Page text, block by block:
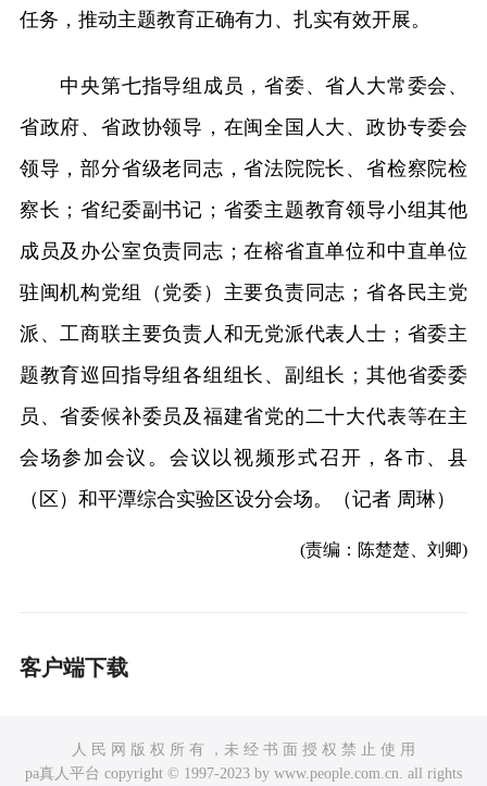
任务，推动主题教育正确有力、扎实有效开展。
中央第七指导组成员，省委、省人大常委会、
省政府、省政协领导，在闽全国人大、政协专委会
领导，部分省级老同志，省法院院长、省检察院检
察长；省纪委副书记；省委主题教育领导小组其他
成员及办公室负责同志；在榕省直单位和中直单位
驻闽机构党组（党委）主要负责同志；省各民主党
派、工商联主要负责人和无党派代表人士；省委主
题教育巡回指导组各组组长、副组长；其他省委委
员、省委候补委员及福建省党的二十大代表等在主
会场参加会议。会议以视频形式召开，各市、县
（区）和平潭综合实验区设分会场。（记者 周琳）
(责编：陈楚楚、刘卿)
客户端下载
人 民 网 版 权 所 有 ，未 经 书 面 授 权 禁 止 使 用
pa真人平台 copyright © 1997-2023 by www.people.com.cn. all rights